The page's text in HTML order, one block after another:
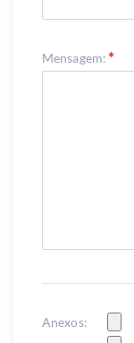
Mensagem:
Anexos: